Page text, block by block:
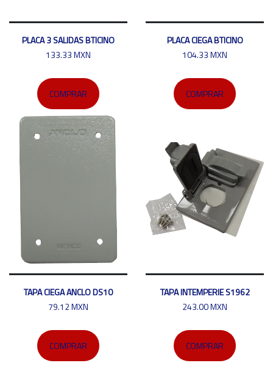
PLACA 3 SALIDAS BTICINO
133.33 MXN
COMPRAR
PLACA CIEGA BTICINO
104.33 MXN
COMPRAR
TAPA CIEGA ANCLO DS10
79.12 MXN
COMPRAR
TAPA INTEMPERIE S1962
243.00 MXN
COMPRAR